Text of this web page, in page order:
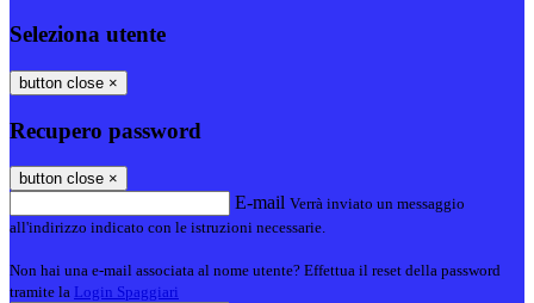
Seleziona utente
button close ×
Recupero password
button close ×
E-mail Verrà inviato un messaggio
all'indirizzo indicato con le istruzioni necessarie.
Non hai una e-mail associata al nome utente? Effettua il reset della password
tramite la Login Spaggiari